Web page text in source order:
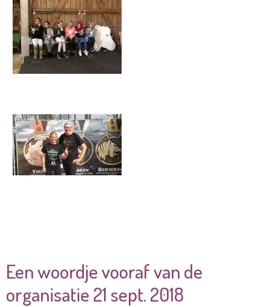
Een woordje vooraf van de
organisatie 21 sept. 2018